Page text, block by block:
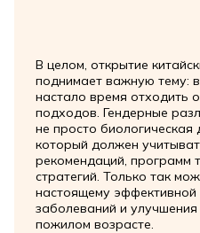
В целом, открытие
поднимает важную тему:
настало время отходить
подходов. Гендерные
не просто биологическая
который должен
рекомендаций, программ
стратегий. Только так
настоящему эффективной
заболеваний и
пожилом возрасте.